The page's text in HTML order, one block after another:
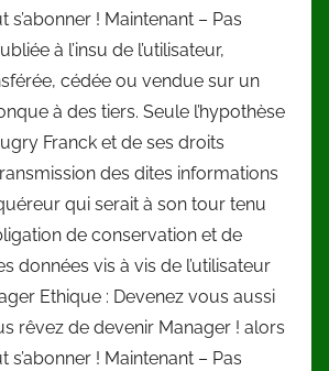
s’abonner ! Maintenant – Pas
à l’insu de l’utilisateur,
cédée ou vendue sur un
à des tiers. Seule l’hypothèse
Franck et de ses droits
des dites informations
qui serait à son tour tenu
de conservation et de
données vis à vis de l’utilisateur
Ethique : Devenez vous aussi
rêvez de devenir Manager ! alors
s’abonner ! Maintenant – Pas